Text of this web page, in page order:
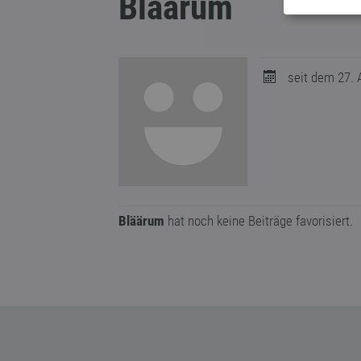
seit dem 27.
Bläärum hat noch keine Beiträge favorisiert.